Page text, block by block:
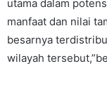
utama dalam
manfaat dan nilai
besarnya
wilayah